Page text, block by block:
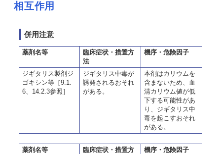
相互作用
併用注意
薬剤名等
臨床症状・措置方
法
機序・危険因子
ジギタリス製剤ジ
ゴキシン等［9.1.
6、14.2.3参照］
ジギタリス中毒が
誘発されるおそれ
がある。
本剤はカリウムを
含まないため、血
清カリウム値が低
下する可能性があ
り、ジギタリス中
毒を起こすおそれ
がある。
薬剤名等
臨床症状・措置方
機序・危険因子